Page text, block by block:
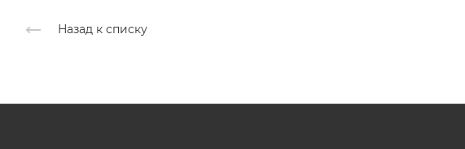
Назад к списку